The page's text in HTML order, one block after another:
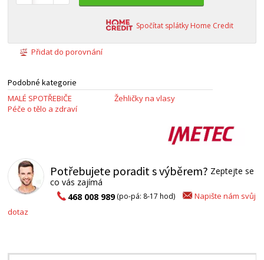
Spočítat splátky Home Credit
Přidat do porovnání
Podobné kategorie
MALÉ SPOTŘEBIČE
Péče o tělo a zdraví
Žehličky na vlasy
Potřebujete poradit s výběrem? Zeptejte se
co vás zajímá
468 008 989(po-pá: 8-17 hod)
Napište nám svůj
dotaz